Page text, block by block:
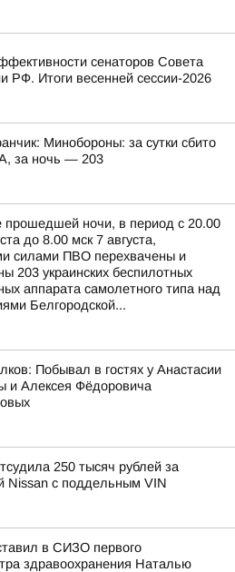
сенаторов Совета
РФ. Итоги весенней сессии-2026
Минобороны: за сутки сбито
за ночь — 203
прошедшей ночи, в период с 20.00
до 8.00 мск 7 августа,
силами ПВО перехвачены и
203 украинских беспилотных
аппарата самолетного типа над
Белгородской...
Побывал в гостях у Анастасии
и Алексея Фёдоровича
250 тысяч рублей за
Nissan с поддельным VIN
в СИЗО первого
здравоохранения Наталью